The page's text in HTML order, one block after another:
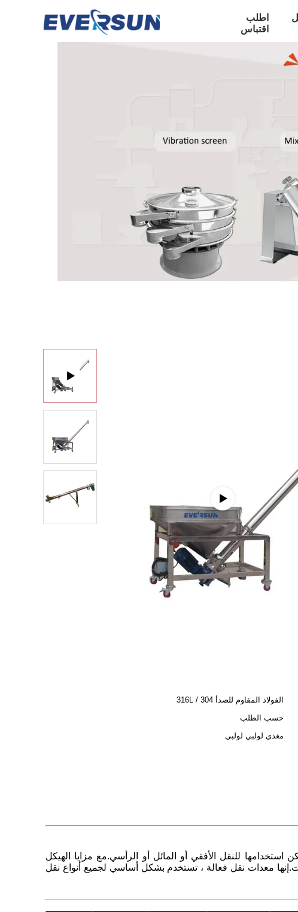
اطلب
اقتباس
الفولاذ المقاوم للصدأ 304 / 316L
حسب الطلب
مغذي لولبي لولبي
للنقل الأفقي أو المائل أو الرأسي.مع مزايا الهيكل
معدات نقل فعالة ، تستخدم بشكل أساسي لجميع أنواع نقل